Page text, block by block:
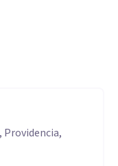
Providencia,